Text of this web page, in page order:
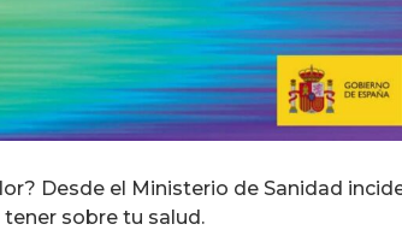
Desde el Ministerio de Sanidad
sobre tu salud.